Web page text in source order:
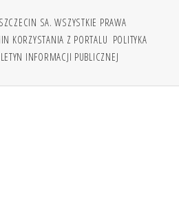
SA. WSZYSTKIE PRAWA
KORZYSTANIA Z PORTALU POLITYKA
INFORMACJI PUBLICZNEJ